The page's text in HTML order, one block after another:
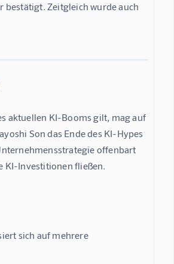
bestätigt. Zeitgleich wurde auch
aktuellen KI-Booms gilt, mag auf
Son das Ende des KI-Hypes
offenbart
KI-Investitionen fließen.
sich auf mehrere